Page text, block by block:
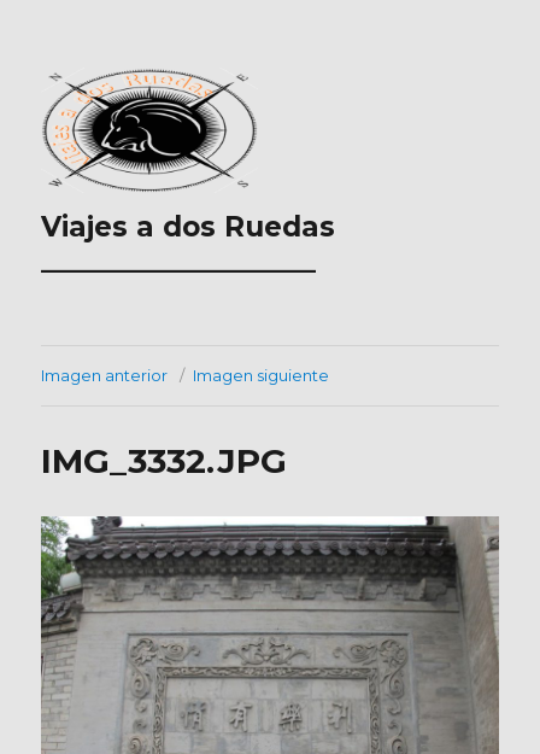
Viajes a dos Ruedas
___________________
Imagen anterior Imagen siguiente
IMG_3332.JPG